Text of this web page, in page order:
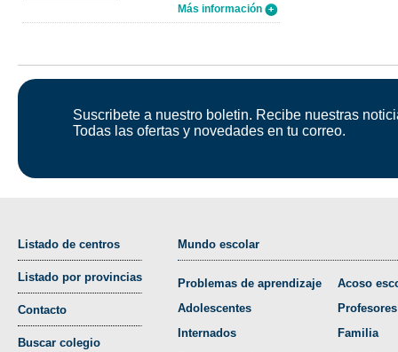
Más información
Suscribete a nuestro boletin. Recibe nuestras
Todas las ofertas y novedades en tu correo.
Listado de centros
Listado por provincias
Contacto
Buscar colegio
Mundo escolar
Problemas de aprendizaje
Adolescentes
Internados
Acoso
Profesores
Familia